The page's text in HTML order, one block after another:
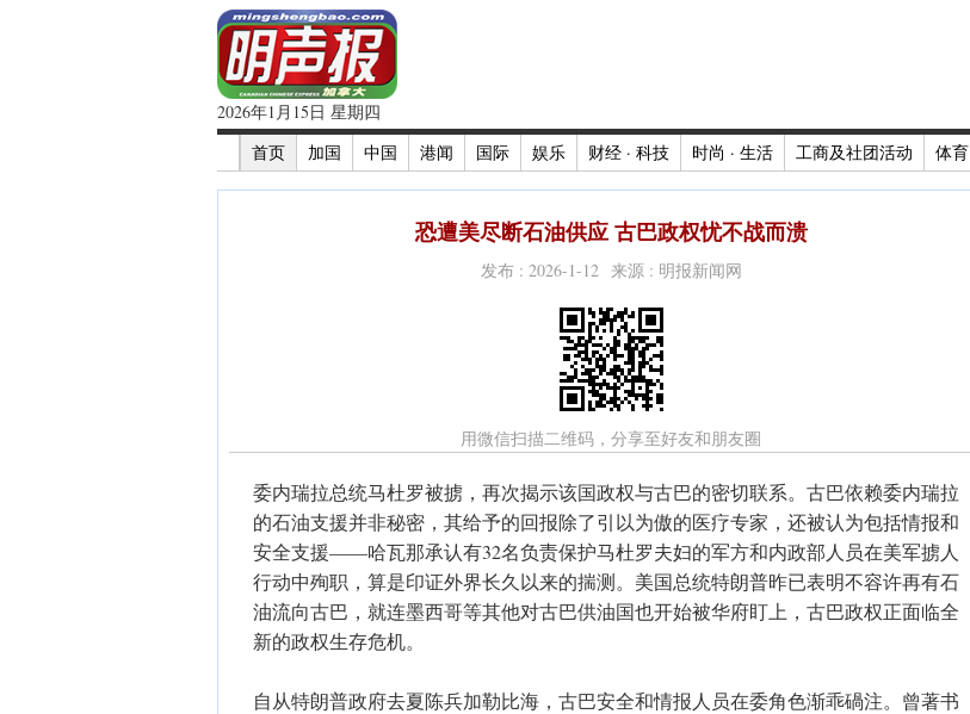
2026年1月15日 星期四
首页
加国 中国 港闻 国际 娱乐 财经 · 科技 时尚 · 生活 工商及社团活动 体育
恐遭美尽断石油供应 古巴政权忧不战而溃
发布 : 2026-1-12 来源 : 明报新闻网
用微信扫描二维码，分享至好友和朋友圈
委内瑞拉总统马杜罗被掳，再次揭示该国政权与古巴的密切联系。古巴依赖委内瑞拉
的石油支援并非秘密，其给予的回报除了引以为傲的医疗专家，还被认为包括情报和
安全支援——哈瓦那承认有32名负责保护马杜罗夫妇的军方和内政部人员在美军掳人
行动中殉职，算是印证外界长久以来的揣测。美国总统特朗普昨已表明不容许再有石
油流向古巴，就连墨西哥等其他对古巴供油国也开始被华府盯上，古巴政权正面临全
新的政权生存危机。
自从特朗普政府去夏陈兵加勒比海，古巴安全和情报人员在委角色渐乖碢注。曾著书